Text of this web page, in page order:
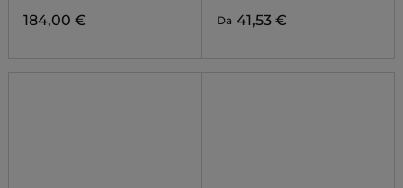
184,00 € Da 41,53 €